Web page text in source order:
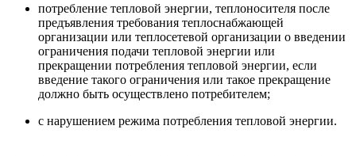
потребление тепловой энергии, теплоносителя после
предъявления требования теплоснабжающей
организации или теплосетевой организации о введении
ограничения подачи тепловой энергии или
прекращении потребления тепловой энергии, если
введение такого ограничения или такое прекращение
должно быть осуществлено потребителем;
с нарушением режима потребления тепловой энергии.